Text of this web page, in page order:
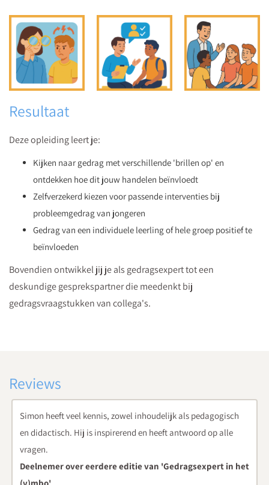
Resultaat
Deze opleiding leert je:
Kijken naar gedrag met verschillende 'brillen op' en
ontdekken hoe dit jouw handelen beïnvloedt
Zelfverzekerd kiezen voor passende interventies bij
probleemgedrag van jongeren
Gedrag van een individuele leerling of hele groep positief te
beïnvloeden
Bovendien ontwikkel jij je als gedragsexpert tot een
deskundige gesprekspartner die meedenkt bij
gedragsvraagstukken van collega's.
Reviews
op alle
in het
Veel praktische informatie waar je mee aan de slag
Deelnemer over eerdere editie van